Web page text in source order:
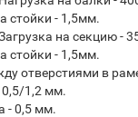
стойки - 1,5мм.
на секцию -
стойки - 1,5мм.
отверстиями в
1,2 мм.
- 0,5 мм.